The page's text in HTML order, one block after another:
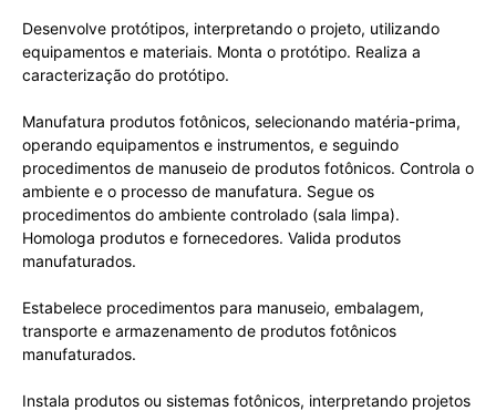
Desenvolve protótipos, interpretando o projeto, utilizando
equipamentos e materiais. Monta o protótipo. Realiza a
caracterização do protótipo.
Manufatura produtos fotônicos, selecionando matéria-prima,
operando equipamentos e instrumentos, e seguindo
procedimentos de manuseio de produtos fotônicos. Controla o
ambiente e o processo de manufatura. Segue os
procedimentos do ambiente controlado (sala limpa).
Homologa produtos e fornecedores. Valida produtos
manufaturados.
Estabelece procedimentos para manuseio, embalagem,
transporte e armazenamento de produtos fotônicos
manufaturados.
Instala produtos ou sistemas fotônicos, interpretando projetos